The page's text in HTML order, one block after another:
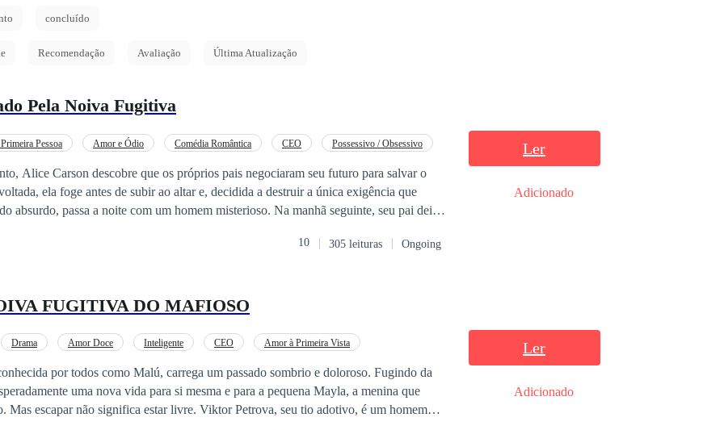
concluído
Recomendação Avaliação Última Atualização
Pela Noiva Fugitiva
Pessoa Amor e Ódio Comédia Romântica CEO
Possessivo / Obsessivo
Alice Carson descobre que os próprios pais negociaram seu futuro para salvar o
ela foge antes de subir ao altar e, decidida a destruir a única exigência que
passa a noite com um homem misterioso. Na manhã seguinte, seu pai deixa
de
por seu pai, ele faz uma nova proposta: um casamento de fachada em troca do
promete que jamais se deixará controlar. Mas, enquanto o ódio se transforma em uma
o controle?
10 305 leituras Ongoing
Ler
Adicionado
FUGITIVA DO MAFIOSO
Drama Amor Doce Inteligente CEO
Amor à Primeira Vista
por todos como Malú, carrega um passado sombrio e doloroso. Fugindo da
uma nova vida para si mesma e para a pequena Mayla, a menina que
Mas escapar não significa estar livre. Viktor Petrova, seu tio adotivo, é um homem
Ler
Adicionado